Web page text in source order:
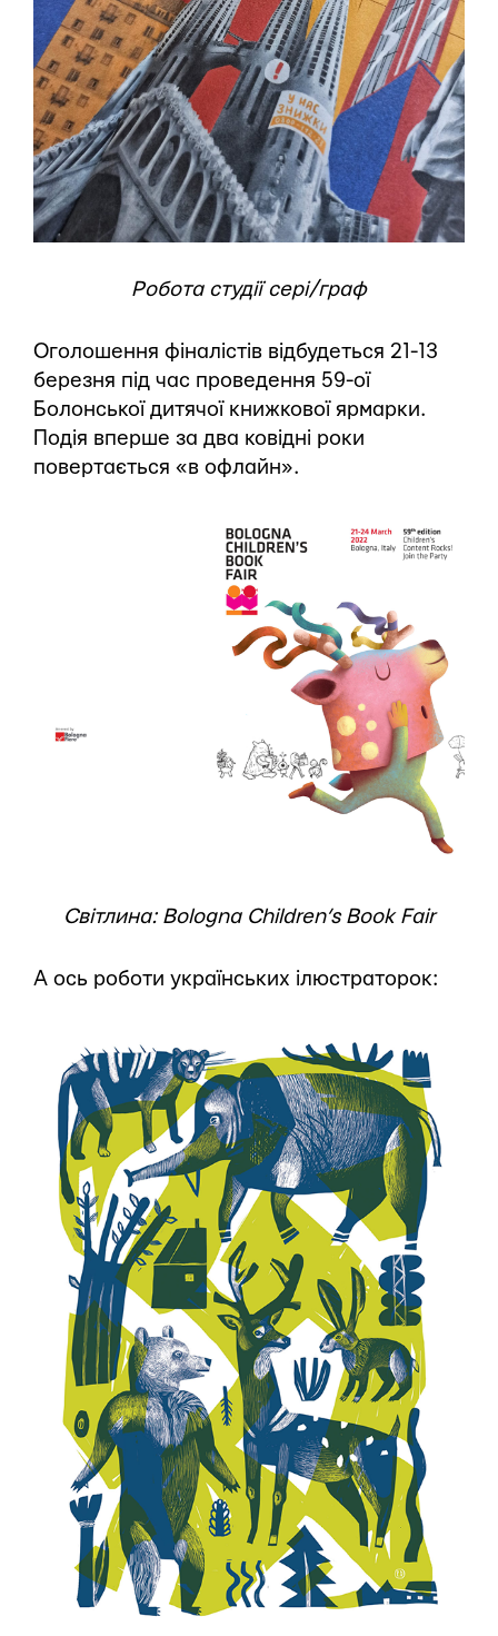
Робота студії сері/граф
Оголошення фіналістів відбудеться 21-13
березня під час проведення 59-ої
Болонської дитячої книжкової ярмарки.
Подія вперше за два ковідні роки
повертається «в офлайн».
Світлина: Bologna Children’s Book Fair
А ось роботи українських ілюстраторок: